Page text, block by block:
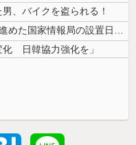
、バイクを盗られる！
（ ´_ゝ`）中国「高市政権が法制化を進めた国家情報局の設置日が7月3...
化 日韓協力強化を」